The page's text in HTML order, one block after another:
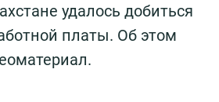
удалось добиться
платы. Об этом